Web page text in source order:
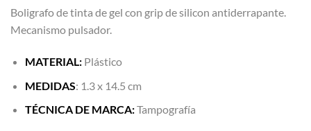
Boligrafo de tinta de gel con grip de silicon antiderrapante.
Mecanismo pulsador.
MATERIAL: Plástico
MEDIDAS: 1.3 x 14.5 cm
TÉCNICA DE MARCA:Tampografía